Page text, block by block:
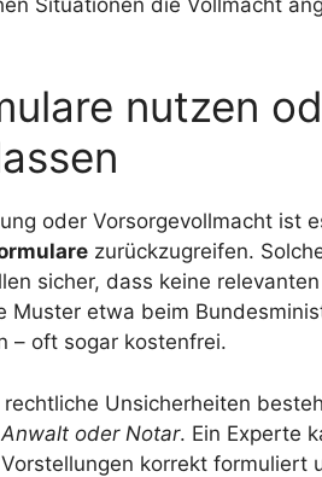
nutzen
oder Vorsorgevollmacht ist
zurückzugreifen.
sicher, dass keine
Muster etwa beim
– oft sogar kostenfrei.
Unsicherheiten
oder Notar. Ein Experte
korrekt formuliert